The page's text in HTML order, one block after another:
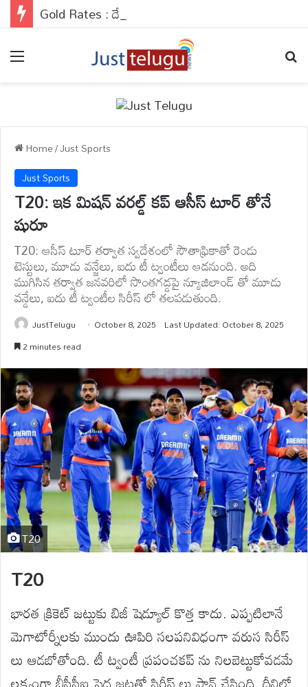
Home/Just Sports
Just Sports
T20: ఇక మిషన్ వరల్డ్ కప్ ఆసీస్ టూర్ తోనే
షురూ
T20: ఆసీస్ టూర్ తర్వాత స్వదేశంలో సౌతాఫ్రికాతో రెండు
టెస్టులు, మూడు వన్జేలు, ఐదు టీ ట్వంటీలు ఆడనుంది. అది
ముగిసిన తర్వాత జనవరిలో సొంతగడ్డపై న్యూజిలాండ్ తో మూడు
వన్డేలు, ఐదు టీ ట్వంటీల సిరీస్ లో తలపడుతుంది.
JustTelugu October 8, 2025 Last Updated: October 8, 2025
2 minutes read
T20
T20
భారత క్రికెట్ జట్టుకు బిజీ షెడ్యూల్ కొత్త కాదు. ఎప్పటిలానే
మెగాటోర్నీలకు ముందు ఊపిరి సలపనివిధంగా వరుస సిరీస్
లు ఆడబోతోంది. టీ ట్వంటీ ప్రపంచకప్ ను నిలబెట్టుకోవడమే